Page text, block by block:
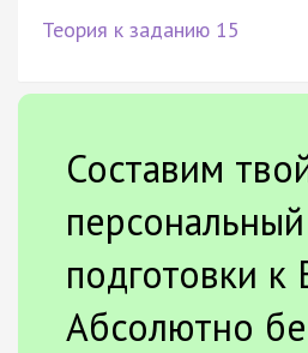
Теория к заданию 15
Составим
подготовки к
Абсолютно